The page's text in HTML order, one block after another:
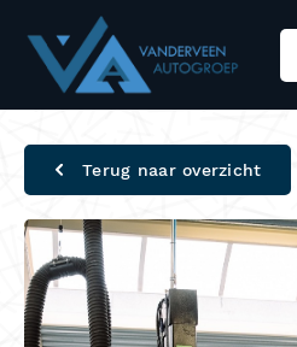
Terug naar overzicht